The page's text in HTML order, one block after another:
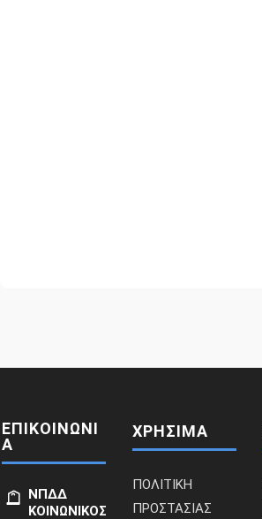
ΕΠΙΚΟΙΝΩΝΙ
Α
ΝΠΔΔ
ΚΟΙΝΩΝΙΚΟΣ
ΧΡΗΣΙΜΑ
ΠΟΛΙΤΙΚΗ
ΠΡΟΣΤΑΣΙΑΣ